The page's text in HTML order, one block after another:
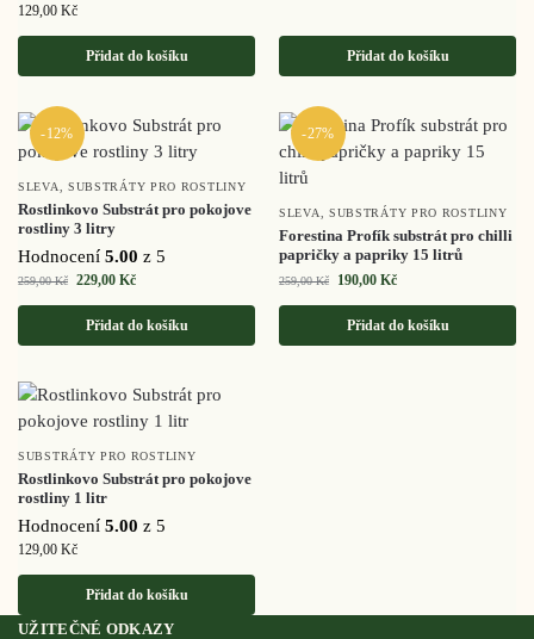
129,00 Kč
Přidat do košíku Přidat do košíku
-12%
SLEVA SUBSTRÁTY PRO ROSTLINY
Rostlinkovo Substrát pro pokojove
rostliny 3 litry
Hodnocení 5.00 z 5
259,00Kč 229,00 Kč
Přidat do košíku
-27%
SLEVA SUBSTRÁTY PRO ROSTLINY
Forestina Profík substrát pro chilli
papričky a papriky 15 litrů
259,00Kč 190,00 Kč
Přidat do košíku
SUBSTRÁTY PRO ROSTLINY
Rostlinkovo Substrát pro pokojove
rostliny 1 litr
Hodnocení 5.00 z 5
129,00 Kč
Přidat do košíku
UŽITEČNÉ ODKAZY